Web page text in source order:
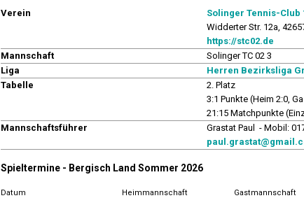
Verein
Solinger Tennis-Club
Widderter Str. 12a,
https://stc02.de
Mannschaft
Solinger TC 02 3
Liga
Herren Bezirksliga
Tabelle
2. Platz
3:1 Punkte (Heim 2:0,
21:15 Matchpunkte
Mannschaftsführer
Grastat Paul - Mobil:
Spieltermine - Bergisch Land Sommer 2026
Datum Heimmannschaft Gastmannschaft